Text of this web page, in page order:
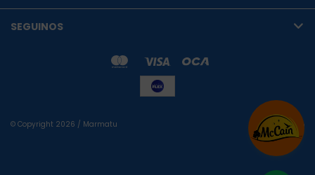
SEGUINOS
© Copyright 2026 / Marmatu